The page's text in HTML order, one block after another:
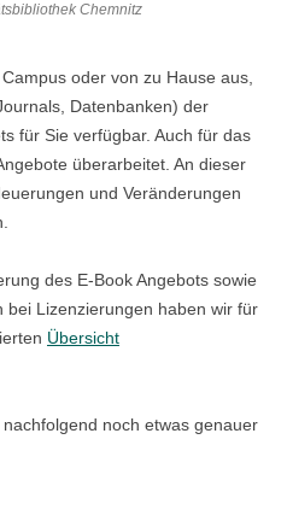
Chemnitz
oder von zu Hause aus,
Datenbanken) der
für Sie verfügbar. Auch für das
überarbeitet. An dieser
und Veränderungen
des E-Book Angebots sowie
bei Lizenzierungen haben wir für
Übersicht
noch etwas genauer